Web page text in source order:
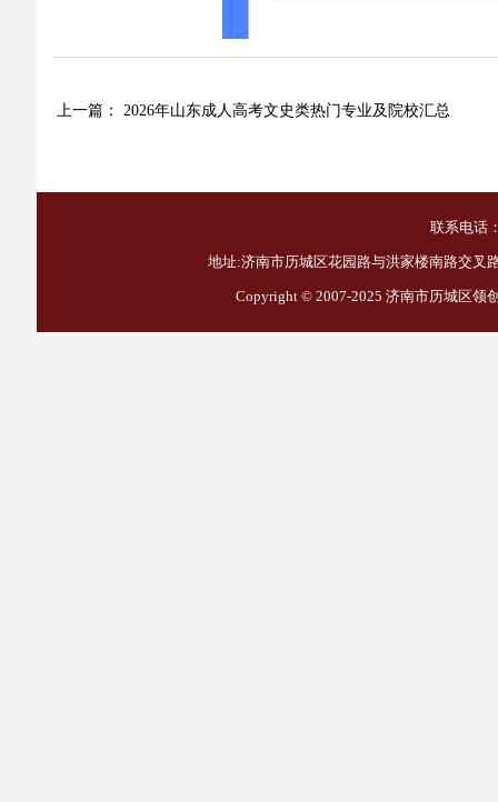
上一篇： 2026年山东成人高考文史类热门专业及院校汇总
联系电话
地址:济南市历城区花园路与洪家楼南路交叉
Copyright © 2007-2025 济南市历城区领